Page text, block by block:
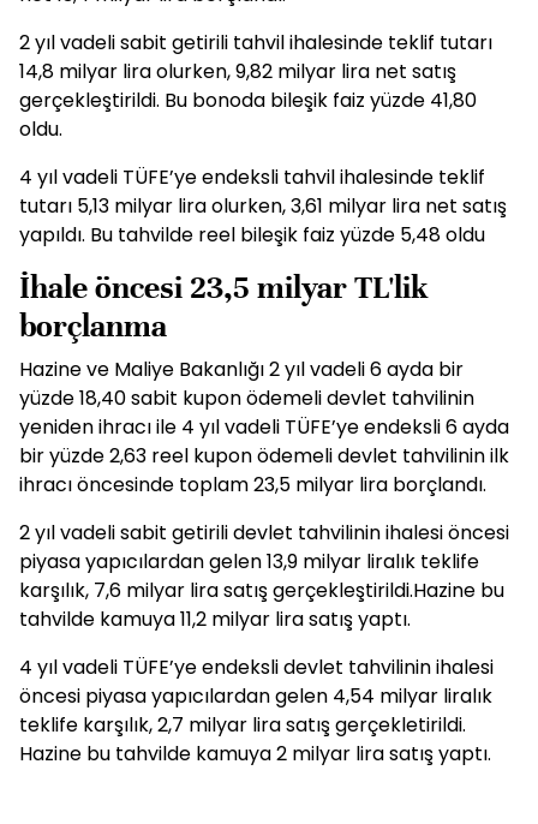
2 yıl vadeli sabit getirili tahvil ihalesinde teklif tutarı
14,8 milyar lira olurken, 9,82 milyar lira net satış
gerçekleştirildi. Bu bonoda bileşik faiz yüzde 41,80
oldu.
4 yıl vadeli TÜFE’ye endeksli tahvil ihalesinde teklif
tutarı 5,13 milyar lira olurken, 3,61 milyar lira net satış
yapıldı. Bu tahvilde reel bileşik faiz yüzde 5,48 oldu
İhale öncesi 23,5 milyar TL'lik
borçlanma
Hazine ve Maliye Bakanlığı 2 yıl vadeli 6 ayda bir
yüzde 18,40 sabit kupon ödemeli devlet tahvilinin
yeniden ihracı ile 4 yıl vadeli TÜFE’ye endeksli 6 ayda
bir yüzde 2,63 reel kupon ödemeli devlet tahvilinin ilk
ihracı öncesinde toplam 23,5 milyar lira borçlandı.
2 yıl vadeli sabit getirili devlet tahvilinin ihalesi öncesi
piyasa yapıcılardan gelen 13,9 milyar liralık teklife
karşılık, 7,6 milyar lira satış gerçekleştirildi.Hazine bu
tahvilde kamuya 11,2 milyar lira satış yaptı.
4 yıl vadeli TÜFE’ye endeksli devlet tahvilinin ihalesi
öncesi piyasa yapıcılardan gelen 4,54 milyar liralık
teklife karşılık, 2,7 milyar lira satış gerçekletirildi.
Hazine bu tahvilde kamuya 2 milyar lira satış yaptı.